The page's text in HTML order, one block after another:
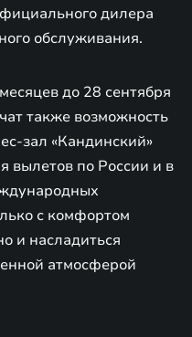
дилера
обслуживания.
до 28 сентября
также возможность
зал «Кандинский»
вылетов по России и в
с комфортом
и насладиться
атмосферой